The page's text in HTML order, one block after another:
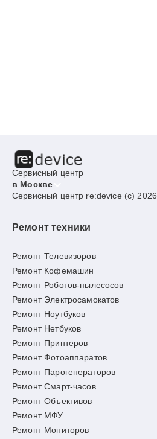
Сервисный центр
в Москве
Сервисный центр re:device (c) 2026
Ремонт техники
Ремонт Телевизоров
Ремонт Кофемашин
Ремонт Роботов-пылесосов
Ремонт Электросамокатов
Ремонт Ноутбуков
Ремонт Нетбуков
Ремонт Принтеров
Ремонт Фотоаппаратов
Ремонт Парогенераторов
Ремонт Смарт-часов
Ремонт Объективов
Ремонт МФУ
Ремонт Мониторов